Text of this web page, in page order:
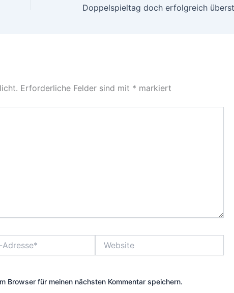
Erforderliche Felder sind mit * markiert
Browser für meinen nächsten Kommentar speichern.